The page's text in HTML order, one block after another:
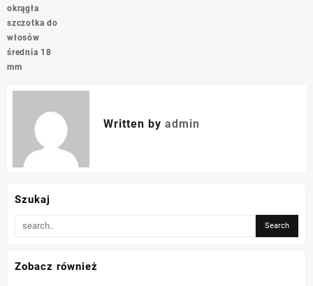
okrągła
szczotka do
włosów
średnia 18
mm
Written by admin
Szukaj
Zobacz również